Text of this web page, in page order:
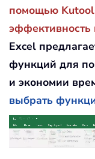
помощью
эффективность
Excel
функций для
и экономии
выбрать